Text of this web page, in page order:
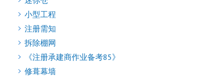
小型工程
注册需知
拆除棚网
《注册承建商作业备考85》
修葺幕墙